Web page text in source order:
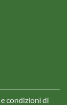
condizioni di